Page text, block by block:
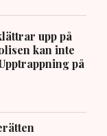
upp på
kan inte
på